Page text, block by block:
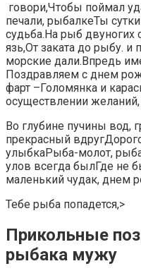
говори,​​Чтобы поймал
печали,​​ рыбалке​​Ты
судьба.​На рыб двуногих
язь,​​От заката до​​ рыбу.​
морские дали.​Впредь
Поздравляем с днем
фарт –​​Голомянка и
осуществлении
​Во глубине пучины вод,​​
прекрасный
улыбка​Рыба-молот,
улов всегда был​Где не
маленький чудак,​ днем
​Тебе рыба попадется,​‏>
Прикольные
рыбака мужу